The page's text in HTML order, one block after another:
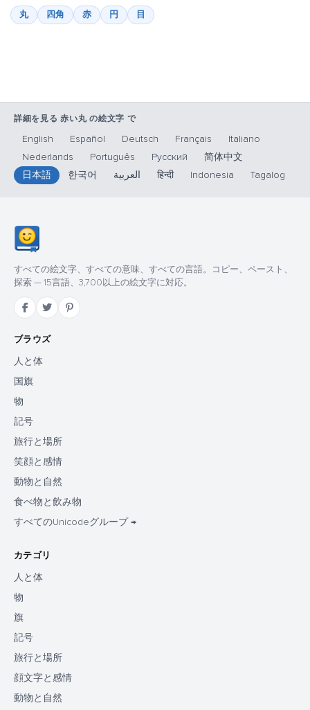
丸
四角 赤 円 目
詳細を見る 赤い丸 の絵文字 で
English Español Deutsch Français
Italiano
Nederlands
Português Русский
简体中文
日本語
한국어 العربية हिन्दी Indonesia Tagalog
すべての絵文字、すべての意味、すべての言語。コピー、ペースト、
探索 — 15言語、3,700以上の絵文字に対応。
ブラウズ
人と体
国旗
物
記号
旅行と場所
笑顔と感情
動物と自然
食べ物と飲み物
すべてのUnicodeグループ →
カテゴリ
人と体
物
旗
記号
旅行と場所
顔文字と感情
動物と自然